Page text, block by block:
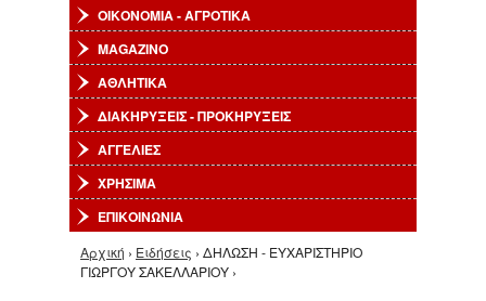
ΟΙΚΟΝΟΜΙΑ - ΑΓΡΟΤΙΚΑ
MAGAZINO
ΑΘΛΗΤΙΚΑ
ΔΙΑΚΗΡΥΞΕΙΣ - ΠΡΟΚΗΡΥΞΕΙΣ
ΑΓΓΕΛΙΕΣ
ΧΡΗΣΙΜΑ
ΕΠΙΚΟΙΝΩΝΙΑ
Είστε εδώ
Αρχική › Ειδήσεις › ΔΗΛΩΣΗ - ΕΥΧΑΡΙΣΤΗΡΙΟ
ΓΙΩΡΓΟΥ ΣΑΚΕΛΛΑΡΙΟΥ ›